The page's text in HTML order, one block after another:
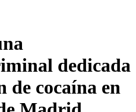
dedicada
de cocaína en